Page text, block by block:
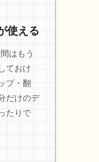
使える
はもう
ておけ
プ・翻
だけのデ
たりで